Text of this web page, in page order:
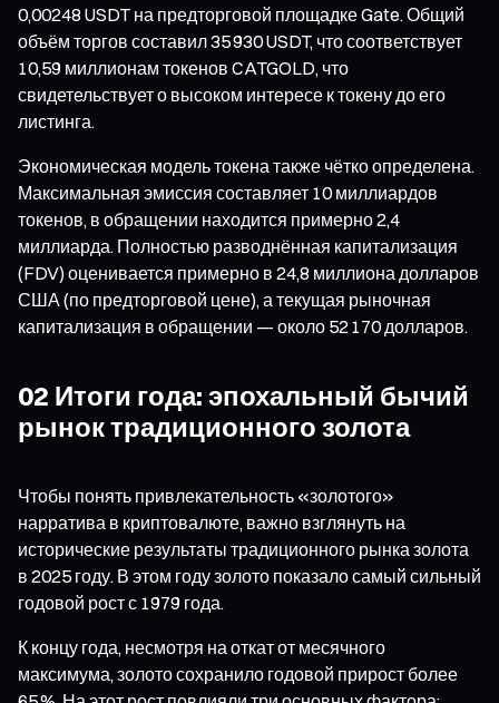
0,00248 USDT на предторговой площадке Gate. Общий
объём торгов составил 35 930 USDT, что соответствует
10,59 миллионам токенов CATGOLD, что
свидетельствует о высоком интересе к токену до его
листинга.
Экономическая модель токена также чётко определена.
Максимальная эмиссия составляет 10 миллиардов
токенов, в обращении находится примерно 2,4
миллиарда. Полностью разводнённая капитализация
(FDV) оценивается примерно в 24,8 миллиона долларов
США (по предторговой цене), а текущая рыночная
капитализация в обращении — около 52 170 долларов.
02 Итоги года: эпохальный бычий
рынок традиционного золота
Чтобы понять привлекательность «золотого»
нарратива в криптовалюте, важно взглянуть на
исторические результаты традиционного рынка золота
в 2025 году. В этом году золото показало самый сильный
годовой рост с 1979 года.
К концу года, несмотря на откат от месячного
максимума, золото сохранило годовой прирост более